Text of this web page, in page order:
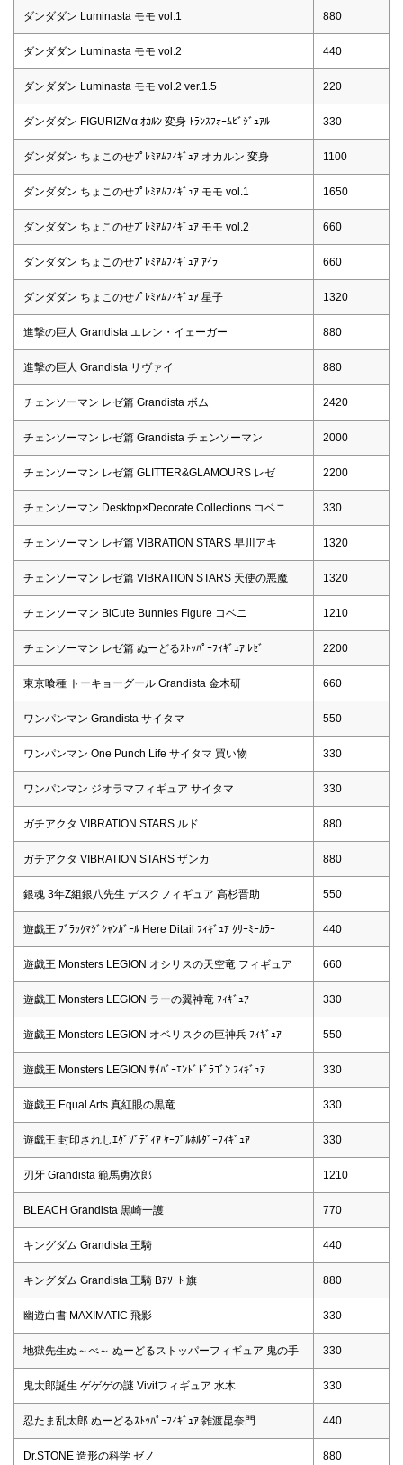
ダンダダン Luminasta モモ vol.1 880
ダンダダン Luminasta モモ vol.2 440
ダンダダン Luminasta モモ vol.2 ver.1.5 220
ダンダダン FIGURIZMα ｵｶﾙﾝ 変身 ﾄﾗﾝｽﾌｫｰﾑﾋﾞｼﾞｭｱﾙ 330
ダンダダン ちょこのせﾌﾟﾚﾐｱﾑﾌｨｷﾞｭｱ オカルン 変身 1100
ダンダダン ちょこのせﾌﾟﾚﾐｱﾑﾌｨｷﾞｭｱ モモ vol.1 1650
ダンダダン ちょこのせﾌﾟﾚﾐｱﾑﾌｨｷﾞｭｱ モモ vol.2 660
ダンダダン ちょこのせﾌﾟﾚﾐｱﾑﾌｨｷﾞｭｱ ｱｲﾗ 660
ダンダダン ちょこのせﾌﾟﾚﾐｱﾑﾌｨｷﾞｭｱ 星子 1320
進撃の巨人 Grandista エレン・イェーガー 880
進撃の巨人 Grandista リヴァイ 880
チェンソーマン レゼ篇 Grandista ボム 2420
チェンソーマン レゼ篇 Grandista チェンソーマン 2000
チェンソーマン レゼ篇 GLITTER&GLAMOURS レゼ 2200
チェンソーマン Desktop×Decorate Collections コベニ 330
チェンソーマン レゼ篇 VIBRATION STARS 早川アキ 1320
チェンソーマン レゼ篇 VIBRATION STARS 天使の悪魔 1320
チェンソーマン BiCute Bunnies Figure コベニ 1210
チェンソーマン レゼ篇 ぬーどるｽﾄｯﾊﾟｰﾌｨｷﾞｭｱ ﾚｾﾞ 2200
東京喰種 トーキョーグール Grandista 金木研 660
ワンパンマン Grandista サイタマ 550
ワンパンマン One Punch Life サイタマ 買い物 330
ワンパンマン ジオラマフィギュア サイタマ 330
ガチアクタ VIBRATION STARS ルド 880
ガチアクタ VIBRATION STARS ザンカ 880
銀魂 3年Z組銀八先生 デスクフィギュア 高杉晋助 550
遊戯王 ﾌﾞﾗｯｸﾏｼﾞｼｬﾝｶﾞｰﾙ Here Ditail ﾌｨｷﾞｭｱ ｸﾘｰﾐｰｶﾗｰ 440
遊戯王 Monsters LEGION オシリスの天空竜 フィギュア 660
遊戯王 Monsters LEGION ラーの翼神竜 ﾌｨｷﾞｭｱ 330
遊戯王 Monsters LEGION オベリスクの巨神兵 ﾌｨｷﾞｭｱ 550
遊戯王 Monsters LEGION ｻｲﾊﾞｰｴﾝﾄﾞﾄﾞﾗｺﾞﾝ ﾌｨｷﾞｭｱ 330
遊戯王 Equal Arts 真紅眼の黒竜 330
遊戯王 封印されしｴｸﾞｿﾞﾃﾞｨｱ ｹｰﾌﾞﾙﾎﾙﾀﾞｰﾌｨｷﾞｭｱ 330
刃牙 Grandista 範馬勇次郎 1210
BLEACH Grandista 黒崎一護 770
キングダム Grandista 王騎 440
キングダム Grandista 王騎 Bｱｿｰﾄ 旗 880
幽遊白書 MAXIMATIC 飛影 330
地獄先生ぬ～べ～ ぬーどるストッパーフィギュア 鬼の手 330
鬼太郎誕生 ゲゲゲの謎 Vivitフィギュア 水木 330
忍たま乱太郎 ぬーどるｽﾄｯﾊﾟｰﾌｨｷﾞｭｱ 雑渡昆奈門 440
Dr.STONE 造形の科学 ゼノ 880